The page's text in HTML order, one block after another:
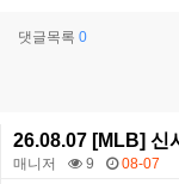
댓글목록 0
26.08.07 [MLB] 신
매니저 9 08-07